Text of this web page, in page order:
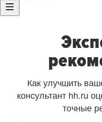
Как улучшить
консультант hh.ru
точные